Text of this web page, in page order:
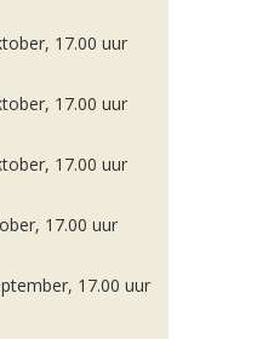
17.00 uur
17.00 uur
17.00 uur
17.00 uur
17.00 uur